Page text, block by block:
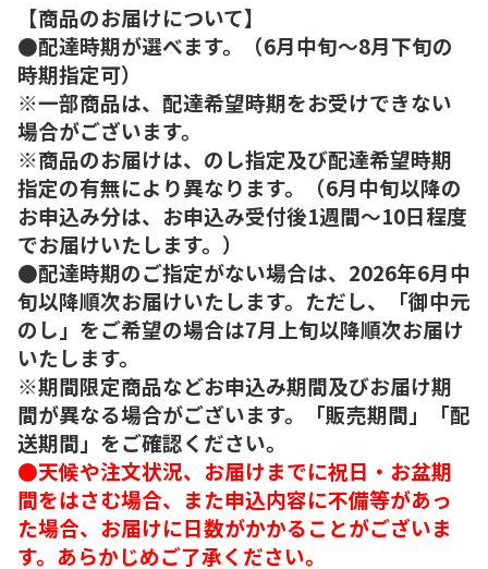
【商品のお届けについて】
●配達時期が選べます。（6月中旬～8月下旬の
時期指定可）
※一部商品は、配達希望時期をお受けできない
場合がございます。
※商品のお届けは、のし指定及び配達希望時期
指定の有無により異なります。（6月中旬以降の
お申込み分は、お申込み受付後1週間～10日程度
でお届けいたします。）
●配達時期のご指定がない場合は、2026年6月中
旬以降順次お届けいたします。ただし、「御中元
のし」をご希望の場合は7月上旬以降順次お届け
いたします。
※期間限定商品などお申込み期間及びお届け期
間が異なる場合がございます。「販売期間」「配
送期間」をご確認ください。
●天候や注文状況、お届けまでに祝日・お盆期
間をはさむ場合、また申込内容に不備等があっ
た場合、お届けに日数がかかることがございま
す。あらかじめご了承ください。